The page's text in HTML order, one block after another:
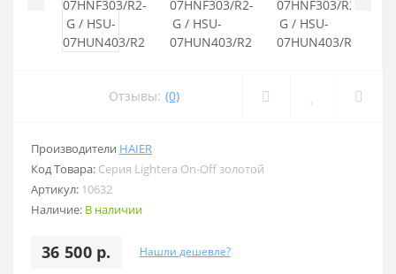
Отзывы: (0)
Производители HAIER
Код Товара: Серия Lightera On-Off золотой
Артикул: 10632
Наличие: В наличии
36 500 р. Нашли дешевле?